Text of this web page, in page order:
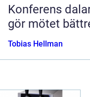
Konferens dalarna när
gör mötet
Tobias Hellman